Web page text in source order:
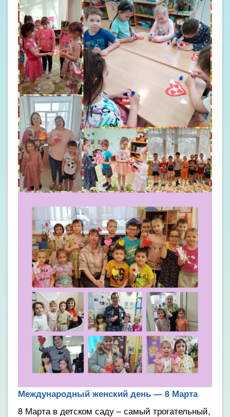
Международный женский день — 8 Марта
8 Марта в детском саду – самый трогательный,